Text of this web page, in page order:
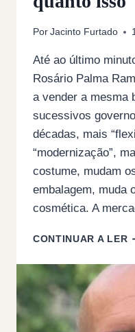
Por Jacinto Furtado
Até ao último
Rosário Palma
a vender a mesma
sucessivos
décadas, mais
“modernização”,
costume, mudam
embalagem, muda
cosmética. A
CONTINUAR A LERO